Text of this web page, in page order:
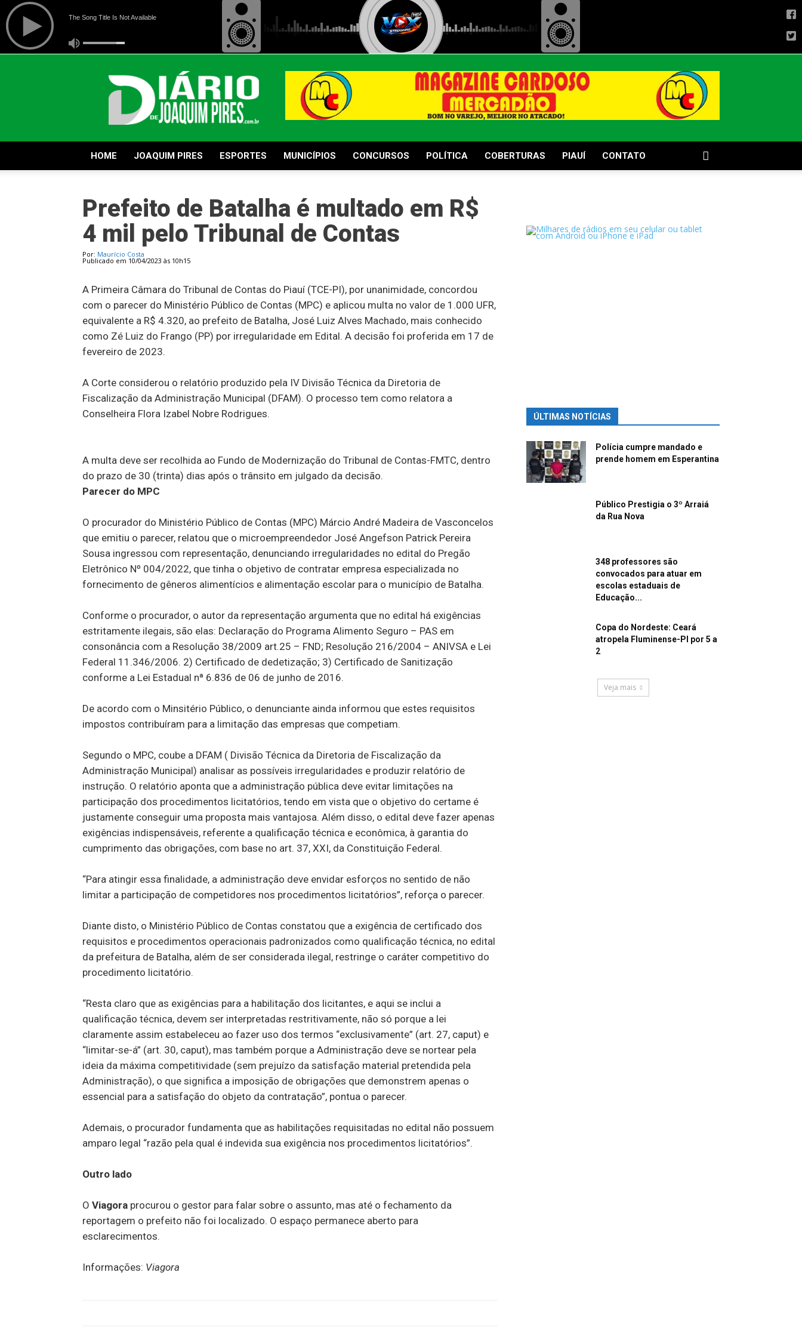
Diário
de
Joaquim
Pires
HOME JOAQUIM PIRES ESPORTES MUNICÍPIOS CONCURSOS POLÍTICA COBERTURAS PIAUÍ CONTATO
Prefeito de Batalha é multado em R$
4 mil pelo Tribunal de Contas
Por: Maurício Costa
Publicado em 10/04/2023 às 10h15
A Primeira Câmara do Tribunal de Contas do Piauí (TCE-PI), por unanimidade, concordou
com o parecer do Ministério Público de Contas (MPC) e aplicou multa no valor de 1.000 UFR,
equivalente a R$ 4.320, ao prefeito de Batalha, José Luiz Alves Machado, mais conhecido
como Zé Luiz do Frango (PP) por irregularidade em Edital. A decisão foi proferida em 17 de
fevereiro de 2023.
A Corte considerou o relatório produzido pela IV Divisão Técnica da Diretoria de
Fiscalização da Administração Municipal (DFAM). O processo tem como relatora a
Conselheira Flora Izabel Nobre Rodrigues.
A multa deve ser recolhida ao Fundo de Modernização do Tribunal de Contas-FMTC, dentro
do prazo de 30 (trinta) dias após o trânsito em julgado da decisão.
Parecer do MPC
O procurador do Ministério Público de Contas (MPC) Márcio André Madeira de Vasconcelos
que emitiu o parecer, relatou que o microempreendedor José Angefson Patrick Pereira
Sousa ingressou com representação, denunciando irregularidades no edital do Pregão
Eletrônico Nº 004/2022, que tinha o objetivo de contratar empresa especializada no
fornecimento de gêneros alimentícios e alimentação escolar para o município de Batalha.
Conforme o procurador, o autor da representação argumenta que no edital há exigências
estritamente ilegais, são elas: Declaração do Programa Alimento Seguro – PAS em
consonância com a Resolução 38/2009 art.25 – FND; Resolução 216/2004 – ANIVSA e Lei
Federal 11.346/2006. 2) Certificado de dedetização; 3) Certificado de Sanitização
conforme a Lei Estadual nª 6.836 de 06 de junho de 2016.
De acordo com o Minsitério Público, o denunciante ainda informou que estes requisitos
impostos contribuíram para a limitação das empresas que competiam.
Segundo o MPC, coube a DFAM ( Divisão Técnica da Diretoria de Fiscalização da
Administração Municipal) analisar as possíveis irregularidades e produzir relatório de
instrução. O relatório aponta que a administração pública deve evitar limitações na
participação dos procedimentos licitatórios, tendo em vista que o objetivo do certame é
justamente conseguir uma proposta mais vantajosa. Além disso, o edital deve fazer apenas
exigências indispensáveis, referente a qualificação técnica e econômica, à garantia do
cumprimento das obrigações, com base no art. 37, XXI, da Constituição Federal.
“Para atingir essa finalidade, a administração deve envidar esforços no sentido de não
limitar a participação de competidores nos procedimentos licitatórios”, reforça o parecer.
Diante disto, o Ministério Público de Contas constatou que a exigência de certificado dos
requisitos e procedimentos operacionais padronizados como qualificação técnica, no edital
da prefeitura de Batalha, além de ser considerada ilegal, restringe o caráter competitivo do
procedimento licitatório.
“Resta claro que as exigências para a habilitação dos licitantes, e aqui se inclui a
qualificação técnica, devem ser interpretadas restritivamente, não só porque a lei
claramente assim estabeleceu ao fazer uso dos termos “exclusivamente” (art. 27, caput) e
“limitar-se-á” (art. 30, caput), mas também porque a Administração deve se nortear pela
ideia da máxima competitividade (sem prejuízo da satisfação material pretendida pela
Administração), o que significa a imposição de obrigações que demonstrem apenas o
essencial para a satisfação do objeto da contratação”, pontua o parecer.
Ademais, o procurador fundamenta que as habilitações requisitadas no edital não possuem
amparo legal “razão pela qual é indevida sua exigência nos procedimentos licitatórios”.
Outro lado
O Viagora procurou o gestor para falar sobre o assunto, mas até o fechamento da
reportagem o prefeito não foi localizado. O espaço permanece aberto para
esclarecimentos.
Informações: Viagora
ÚLTIMAS NOTÍCIAS
Polícia cumpre mandado e
prende homem em Esperantina
Público Prestigia o 3º Arraiá
da Rua Nova
348 professores são
convocados para atuar em
escolas estaduais de
Educação...
Copa do Nordeste: Ceará
atropela Fluminense-PI por 5 a
2
Veja mais